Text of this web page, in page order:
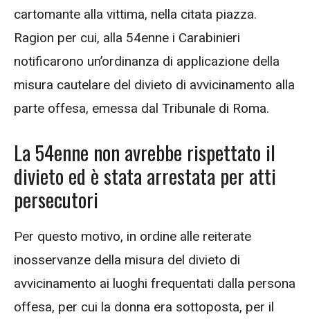
cartomante alla vittima, nella citata piazza.
Ragion per cui, alla 54enne i Carabinieri
notificarono un’ordinanza di applicazione della
misura cautelare del divieto di avvicinamento alla
parte offesa, emessa dal Tribunale di Roma.
La 54enne non avrebbe rispettato il
divieto ed è stata arrestata per atti
persecutori
Per questo motivo, in ordine alle reiterate
inosservanze della misura del divieto di
avvicinamento ai luoghi frequentati dalla persona
offesa, per cui la donna era sottoposta, per il